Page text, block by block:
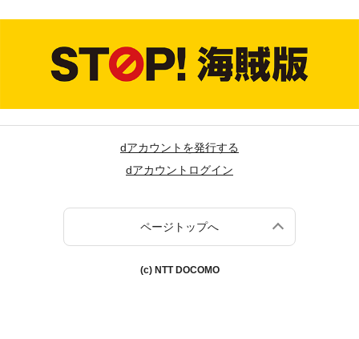
dアカウントを発行する
dアカウントログイン
ページトップへ
(c) NTT DOCOMO